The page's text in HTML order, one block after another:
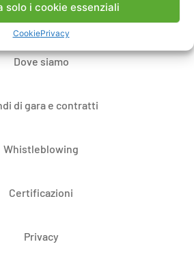
solo i cookie essenziali
CookiePrivacy
Dove siamo
di gara e contratti
Whistleblowing
Certificazioni
Privacy